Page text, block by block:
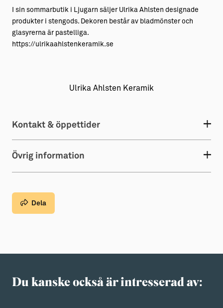
I sin sommarbutik i Ljugarn säljer Ulrika Ahlsten designade
produkter i stengods. Dekoren består av bladmönster och
glasyrerna är pastelliga.
https://ulrikaahlstenkeramik.se
Ulrika Ahlsten Keramik
Kontakt & öppettider
Övrig information
Dela
Du kanske också är intresserad av: